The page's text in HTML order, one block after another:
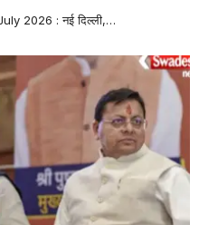
2026 : नई दिल्ली,…